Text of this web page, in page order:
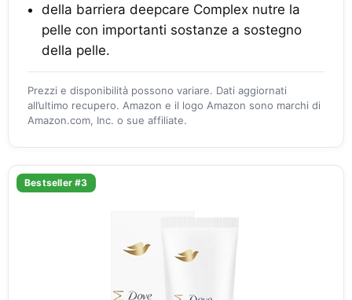
della barriera deepcare Complex nutre la
pelle con importanti sostanze a sostegno
della pelle.
Prezzi e disponibilità possono variare. Dati aggiornati
all’ultimo recupero. Amazon e il logo Amazon sono marchi di
Amazon.com, Inc. o sue affiliate.
Bestseller #3